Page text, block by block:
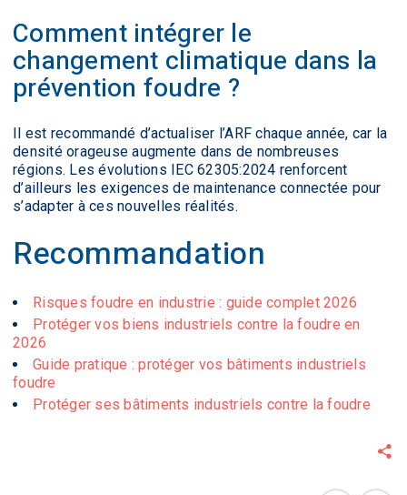
Comment intégrer le
changement climatique dans la
prévention foudre ?
Il est recommandé d’actualiser l’ARF chaque année, car la
densité orageuse augmente dans de nombreuses
régions. Les évolutions IEC 62305:2024 renforcent
d’ailleurs les exigences de maintenance connectée pour
s’adapter à ces nouvelles réalités.
Recommandation
Risques foudre en industrie : guide complet 2026
Protéger vos biens industriels contre la foudre en
2026
Guide pratique : protéger vos bâtiments industriels
foudre
Protéger ses bâtiments industriels contre la foudre